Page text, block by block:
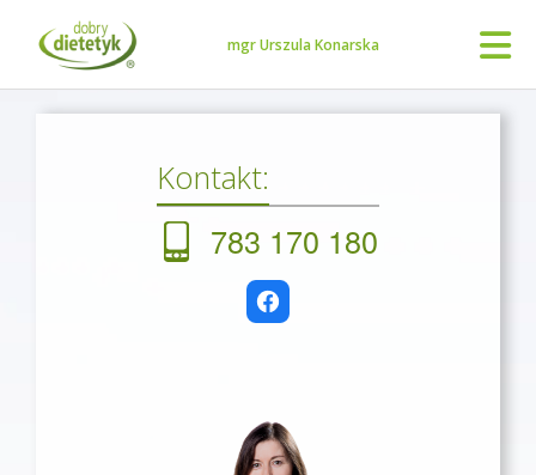
mgr Urszula Konarska
Kontakt:
783 170 180